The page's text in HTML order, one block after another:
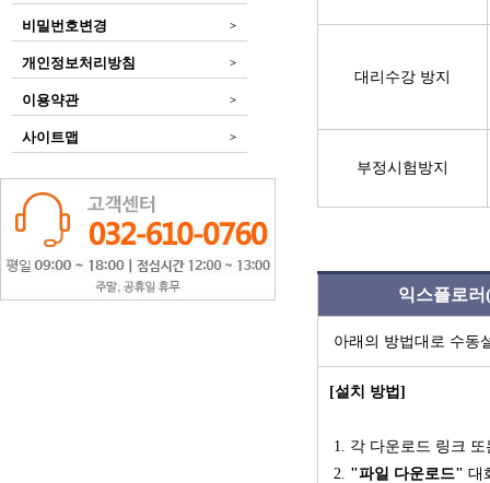
비밀번호변경 >
개인정보처리방침 >
이용약관 >
사이트맵 >
대리수강 방지
부정시험방지
익스플로
아래의 방법대로 수동
[설치 방법]
1. 각 다운로드 링크
2. "파일 다운로드" 대